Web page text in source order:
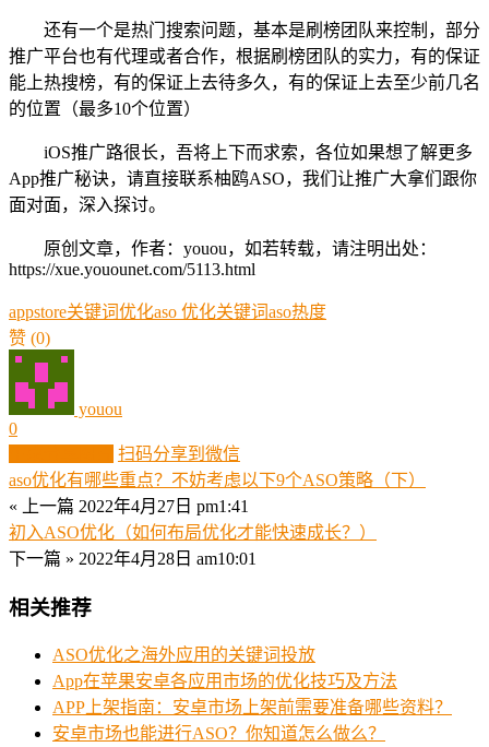
还有一个是热门搜索问题，基本是刷榜团队来控制，部分
推广平台也有代理或者合作，根据刷榜团队的实力，有的保证
能上热搜榜，有的保证上去待多久，有的保证上去至少前几名
的位置（最多10个位置）
iOS推广路很长，吾将上下而求索，各位如果想了解更多
App推广秘诀，请直接联系柚鸥ASO，我们让推广大拿们跟你
面对面，深入探讨。
原创文章，作者：youou，如若转载，请注明出处：
https://xue.youounet.com/5113.html
appstore关键词优化aso 优化关键词aso热度
赞 (0)
youou
0
扫码分享到微信
aso优化有哪些重点？不妨考虑以下9个ASO策略（下）
« 上一篇 2022年4月27日 pm1:41
初入ASO优化（如何布局优化才能快速成长？）
下一篇 » 2022年4月28日 am10:01
相关推荐
ASO优化之海外应用的关键词投放
App在苹果安卓各应用市场的优化技巧及方法
APP上架指南：安卓市场上架前需要准备哪些资料？
安卓市场也能进行ASO？你知道怎么做么？